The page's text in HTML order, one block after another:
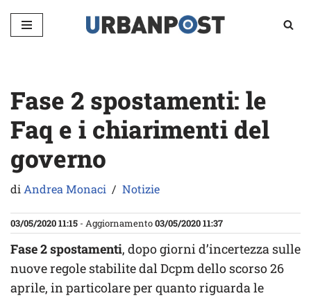
Vai
Fase 2 spostamenti: le
Faq e i chiarimenti del
governo
diAndrea Monaci Notizie
03/05/2020 11:15 - Aggiornamento03/05/2020 11:37
Fase 2 spostamenti, dopo giorni d’incertezza sulle
nuove regole stabilite dal Dcpm dello scorso 26
aprile, in particolare per quanto riguarda le